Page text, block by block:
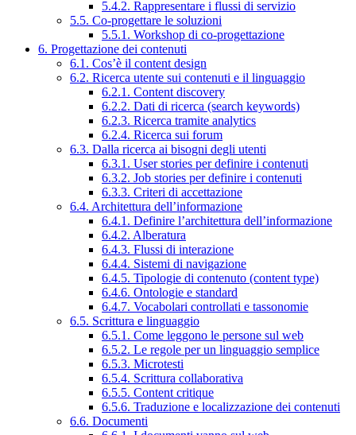
5.4.2. Rappresentare i flussi di servizio
5.5. Co-progettare le soluzioni
5.5.1. Workshop di co-progettazione
6. Progettazione dei contenuti
6.1. Cos’è il content design
6.2. Ricerca utente sui contenuti e il linguaggio
6.2.1. Content discovery
6.2.2. Dati di ricerca (search keywords)
6.2.3. Ricerca tramite analytics
6.2.4. Ricerca sui forum
6.3. Dalla ricerca ai bisogni degli utenti
6.3.1. User stories per definire i contenuti
6.3.2. Job stories per definire i contenuti
6.3.3. Criteri di accettazione
6.4. Architettura dell’informazione
6.4.1. Definire l’architettura dell’informazione
6.4.2. Alberatura
6.4.3. Flussi di interazione
6.4.4. Sistemi di navigazione
6.4.5. Tipologie di contenuto (content type)
6.4.6. Ontologie e standard
6.4.7. Vocabolari controllati e tassonomie
6.5. Scrittura e linguaggio
6.5.1. Come leggono le persone sul web
6.5.2. Le regole per un linguaggio semplice
6.5.3. Microtesti
6.5.4. Scrittura collaborativa
6.5.5. Content critique
6.5.6. Traduzione e localizzazione dei contenuti
6.6. Documenti